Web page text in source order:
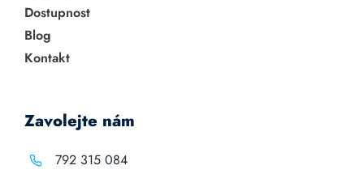
Dostupnost
Blog
Kontakt
Zavolejte nám
792 315 084